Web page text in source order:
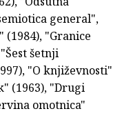
general",
"Granice
šetnji
"O književnosti"
(1963), "Drugi
omotnica"